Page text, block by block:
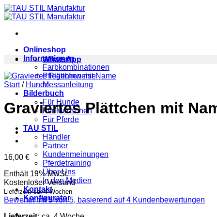
Zum
Inhalt
Onlineshop
Informationen
Farbkombinationen
Pflegehinweise
Messanleitung
Bilderbuch
Für Hunde
Für Menschen
Für Pferde
TAU STIL
Händler
Partner
Kundenmeinungen
Pferdetraining
Über Uns
In den Medien
Kontakt
Konfigurator
WhatsApp
Start / Hunde
Graviertes Plättchen mit
16,00 €
Enthält 19% MwSt.
Kostenloser Versand
Lieferzeit: ca. 4 Wochen
Bewertet mit5von 5, basierend auf4 Kundenbewertungen